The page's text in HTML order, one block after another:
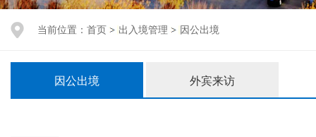
当前位置： 首页 出入境管理 因公出境
因公出境 外宾来访